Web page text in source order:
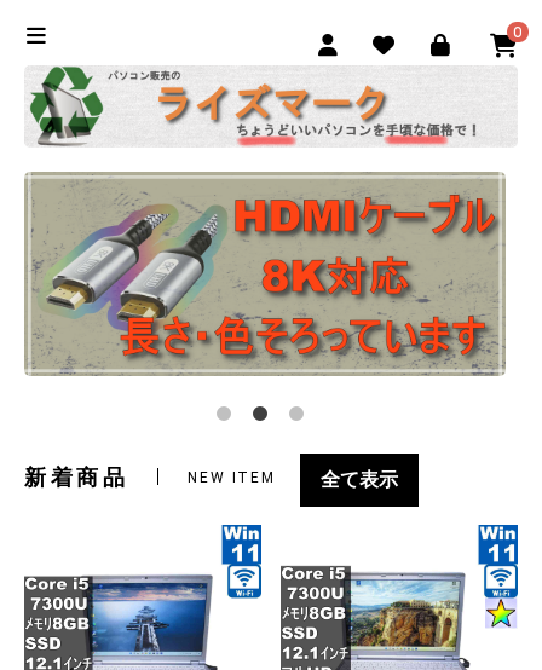
0
新着商品 NEW ITEM 全て表示